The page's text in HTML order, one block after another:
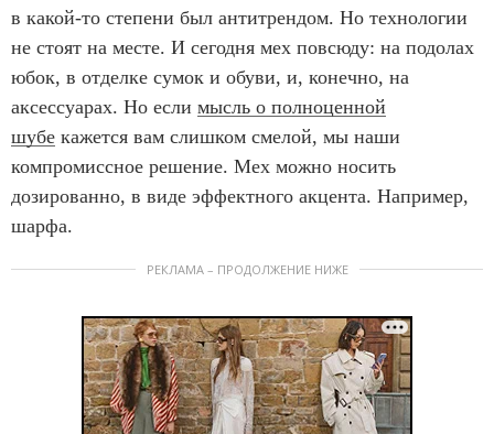
в какой-то степени был антитрендом. Но технологии
не стоят на месте. И сегодня мех повсюду: на подолах
юбок, в отделке сумок и обуви, и, конечно, на
аксессуарах. Но если мысль о полноценной
шубе кажется вам слишком смелой, мы наши
компромиссное решение. Мех можно носить
дозированно, в виде эффектного акцента. Например,
шарфа.
РЕКЛАМА – ПРОДОЛЖЕНИЕ НИЖЕ